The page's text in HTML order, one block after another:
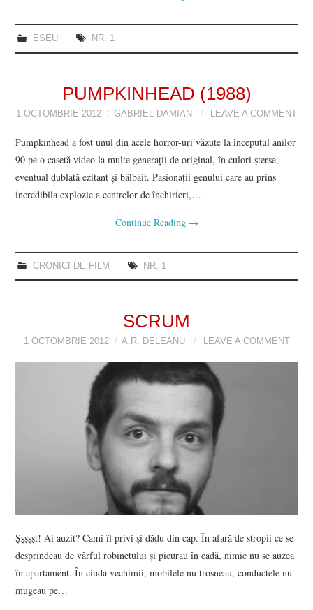
ESEU NR. 1
PUMPKINHEAD (1988)
1 OCTOMBRIE 2012 GABRIEL DAMIAN LEAVE A COMMENT
Pumpkinhead a fost unul din acele horror-uri văzute la începutul anilor
90 pe o casetă video la multe generaţii de original, în culori şterse,
eventual dublată ezitant şi bâlbâit. Pasionaţii genului care au prins
incredibila explozie a centrelor de închirieri,…
Continue Reading →
CRONICI DE FILM NR. 1
SCRUM
1 OCTOMBRIE 2012 A.R. DELEANU LEAVE A COMMENT
Şşşşşt! Ai auzit? Cami îl privi şi dădu din cap. În afară de stropii ce se
desprindeau de vârful robinetului şi picurau în cadă, nimic nu se auzea
în apartament. În ciuda vechimii, mobilele nu trosneau, conductele nu
mugeau pe…